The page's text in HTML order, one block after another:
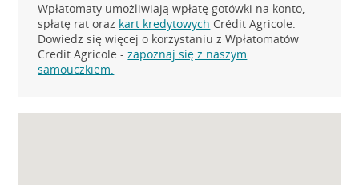
Wpłatomaty umożliwiają wpłatę gotówki na konto,
spłatę rat oraz kart kredytowych Crédit Agricole.
Dowiedz się więcej o korzystaniu z Wpłatomatów
Credit Agricole -zapoznaj się z naszym
samouczkiem.